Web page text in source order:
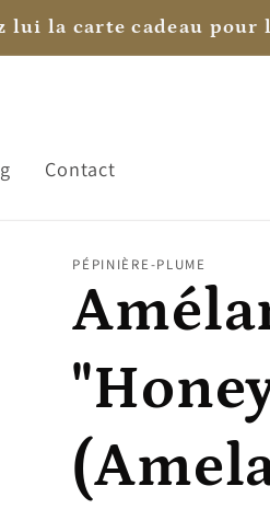
lui la carte cadeau
Contact
PÉPINIÈRE-PLUME